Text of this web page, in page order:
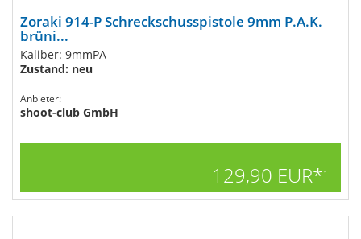
Zoraki 914-P Schreckschusspistole 9mm P.A.K.
brüni...
Kaliber: 9mmPA
Zustand: neu
Anbieter:
shoot-club GmbH
129,90 EUR*1